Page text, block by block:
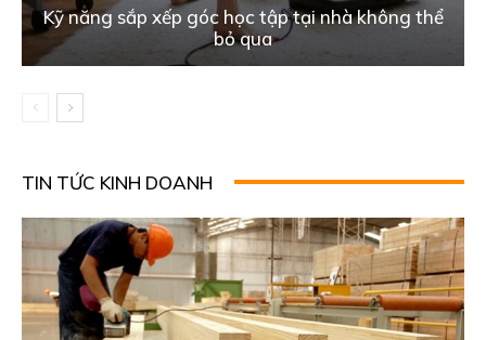
Kỹ năng sắp xếp góc học tập tại nhà không thể
bỏ qua
TIN TỨC KINH DOANH